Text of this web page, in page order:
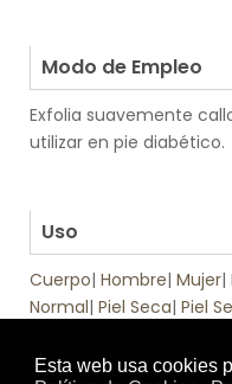
Modo de Empleo
Exfolia suavemente
utilizar en pie diabético.
Uso
Cuerpo| Hombre| Mujer|
Normal| Piel Seca| Piel
Función